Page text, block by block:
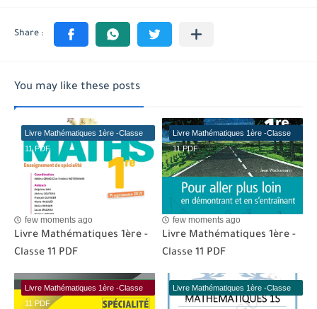
You may like these posts
Livre Mathématiques 1ère -Classe
11 PDF
few moments ago
Livre Mathématiques 1ère -
Classe 11 PDF
Livre Mathématiques 1ère -Classe
11 PDF
few moments ago
Livre Mathématiques 1ère -
Classe 11 PDF
Livre Mathématiques 1ère -Classe
11 PDF
Livre Mathématiques 1ère -Classe
11 PDF